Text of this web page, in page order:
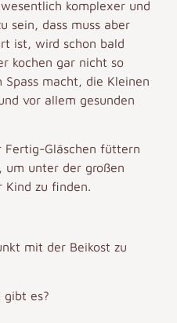
komplexer und
sein, dass muss aber
ist, wird schon bald
kochen gar nicht so
macht, die Kleinen
vor allem gesunden
Fertig-Gläschen füttern
um unter der großen
Kind zu finden.
mit der Beikost zu
gibt es?